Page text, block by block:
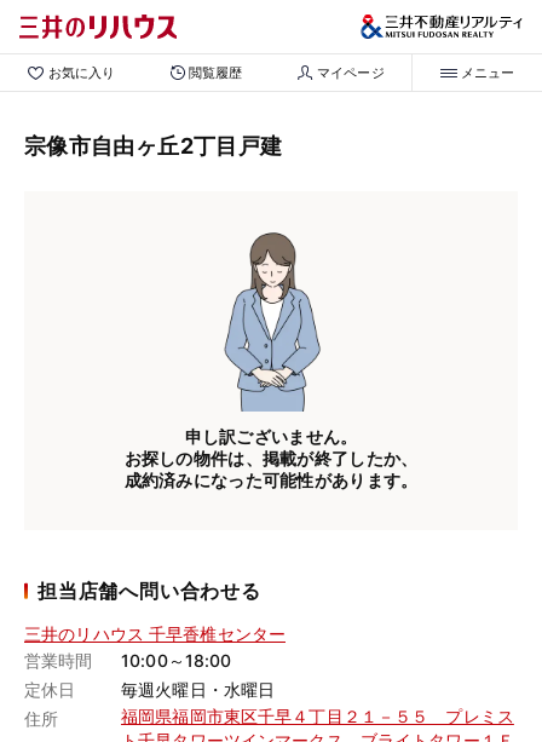
お気に入り 閲覧履歴 マイページ メニュー
宗像市自由ヶ丘2丁目戸建
申し訳ございません。
お探しの物件は、掲載が終了したか、
成約済みになった可能性があります。
担当店舗へ問い合わせる
三井のリハウス 千早香椎センター
営業時間
10:00～18:00
定休日
毎週火曜日・水曜日
住所
福岡県福岡市東区千早４丁目２１－５５ プレミス